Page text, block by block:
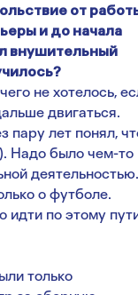
от
и до начала
внушительный
не хотелось,
двигаться.
пару лет понял,
Надо было чем-то
о футболе.
идти по этому
только